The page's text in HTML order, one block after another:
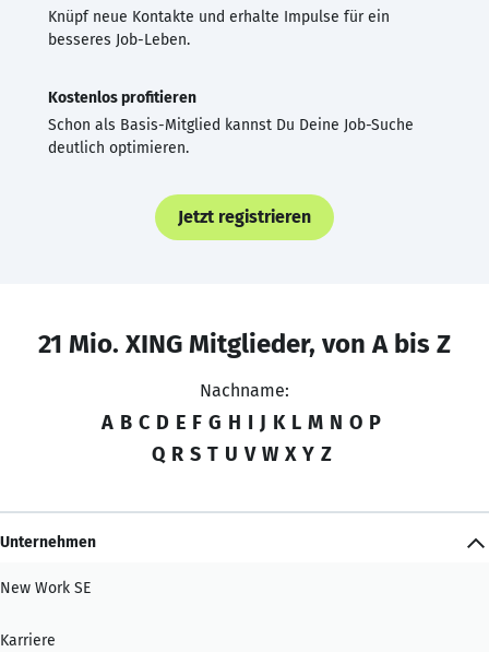
Knüpf neue Kontakte und erhalte Impulse für ein
besseres Job-Leben.
Kostenlos profitieren
Schon als Basis-Mitglied kannst Du Deine Job-Suche
deutlich optimieren.
Jetzt registrieren
21 Mio. XING Mitglieder, von A bis Z
Nachname:
A B C D E F G H I J K L M N O P
Q R S T U V W X Y Z
Unternehmen
New Work SE
Karriere